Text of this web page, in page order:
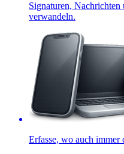
Signaturen,
verwandeln.
Erfasse, wo auch immer